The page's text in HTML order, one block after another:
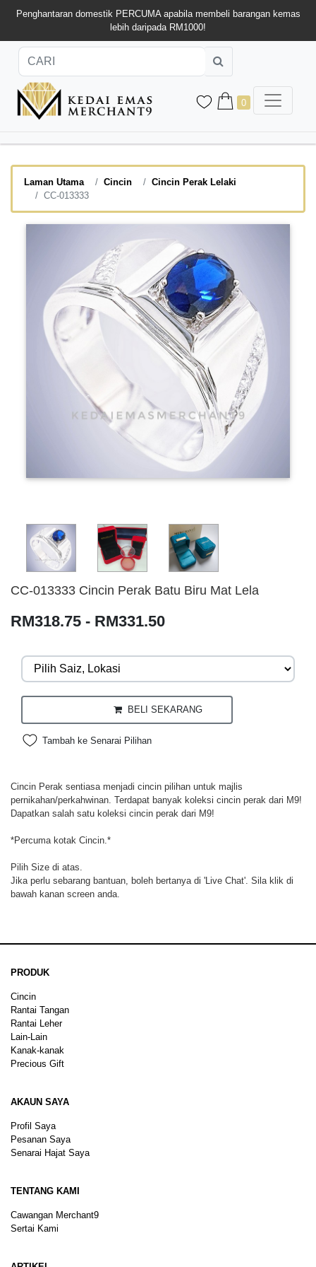
Penghantaran domestik PERCUMA apabila membeli barangan kemas
lebih daripada RM1000!
0
Laman Utama Cincin
Cincin Perak Lelaki
CC-013333
CC-013333 Cincin Perak Batu Biru Mat Lela
RM318.75 - RM331.50
BELI SEKARANG
Tambah ke Senarai Pilihan
Cincin Perak sentiasa menjadi cincin pilihan untuk majlis
pernikahan/perkahwinan. Terdapat banyak koleksi cincin perak dari M9!
Dapatkan salah satu koleksi cincin perak dari M9!
*Percuma kotak Cincin.*
Pilih Size di atas.
Jika perlu sebarang bantuan, boleh bertanya di 'Live Chat'. Sila klik di
bawah kanan screen anda.
PRODUK
Cincin
Rantai Tangan
Rantai Leher
Lain-Lain
Kanak-kanak
Precious Gift
AKAUN SAYA
Profil Saya
Pesanan Saya
Senarai Hajat Saya
TENTANG KAMI
Cawangan Merchant9
Sertai Kami